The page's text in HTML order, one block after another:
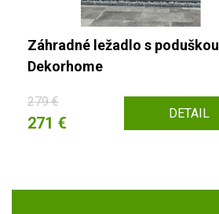
Záhradné ležadlo s poduškou
Dekorhome
279 €
271 € DETAIL